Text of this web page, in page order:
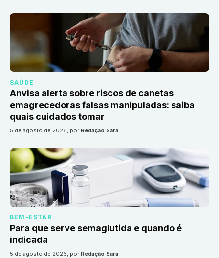
SAÚDE
Anvisa alerta sobre riscos de canetas
emagrecedoras falsas manipuladas: saiba
quais cuidados tomar
5 de agosto de 2026, por Redação Sara
BEM-ESTAR
Para que serve semaglutida e quando é
indicada
5 de agosto de 2026, por Redação Sara